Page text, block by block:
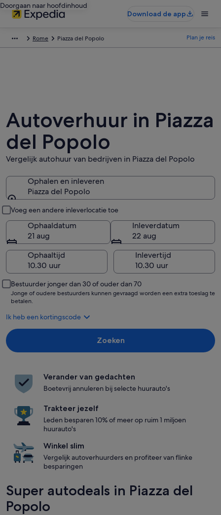
Doorgaan naar hoofdinhoud
Download de app
Rome Piazza del Popolo Plan je reis
Autoverhuur in Piazza
del Popolo
Vergelijk autohuur van bedrijven in Piazza del Popolo
Ophalen en inleveren
Piazza del Popolo
Voeg een andere inleverlocatie toe
Ophaaldatum
21 aug
Inleverdatum
22 aug
Ophaaltijd
Inlevertijd
Bestuurder jonger dan 30 of ouder dan 70
Jonge of oudere bestuurders kunnen gevraagd worden een extra toeslag te
betalen.
Ik heb een kortingscode
Zoeken
Verander van gedachten
Boetevrij annuleren bij selecte huurauto's
Trakteer jezelf
Leden besparen 10% of meer op ruim 1 miljoen
huurauto's
Winkel slim
Vergelijk autoverhuurders en profiteer van flinke
besparingen
Super autodeals in Piazza del
Popolo